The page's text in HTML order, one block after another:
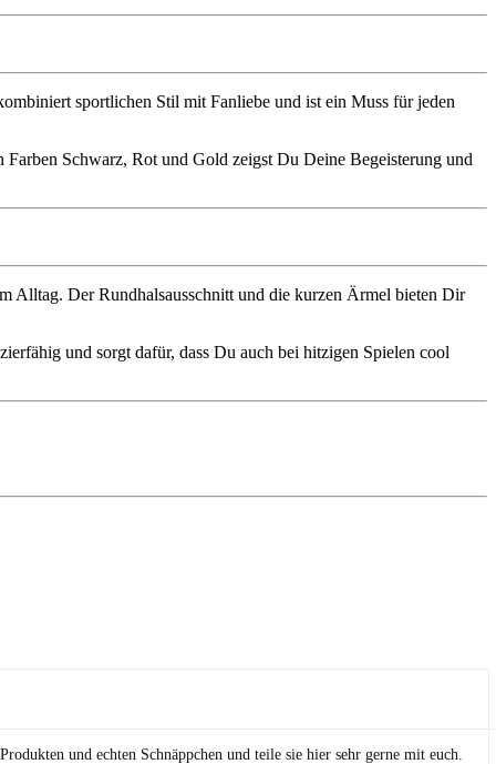
sportlichen Stil mit Fanliebe und ist ein Muss für jeden
Schwarz, Rot und Gold zeigst Du Deine Begeisterung und
Alltag. Der Rundhalsausschnitt und die kurzen Ärmel bieten Dir
und sorgt dafür, dass Du auch bei hitzigen Spielen cool
und echten Schnäppchen und teile sie hier sehr gerne mit euch.